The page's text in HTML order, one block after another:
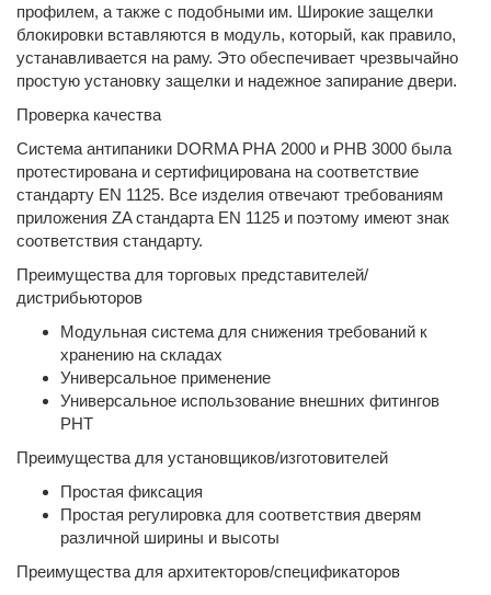
профилем, а также с подобными им. Широкие защелки
блокировки вставляются в модуль, который, как правило,
устанавливается на раму. Это обеспечивает чрезвычайно
простую установку защелки и надежное запирание двери.
Проверка качества
Система антипаники DORMA PHA 2000 и PHB 3000 была
протестирована и сертифицирована на соответствие
стандарту EN 1125. Все изделия отвечают требованиям
приложения ZA стандарта EN 1125 и поэтому имеют знак
соответствия стандарту.
Преимущества для торговых представителей/
дистрибьюторов
Модульная система для снижения требований к
хранению на складах
Универсальное применение
Универсальное использование внешних фитингов
PHT
Преимущества для установщиков/изготовителей
Простая фиксация
Простая регулировка для соответствия дверям
различной ширины и высоты
Преимущества для архитекторов/спецификаторов